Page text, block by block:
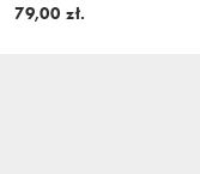
zgaszonego różu
79,00 zł.